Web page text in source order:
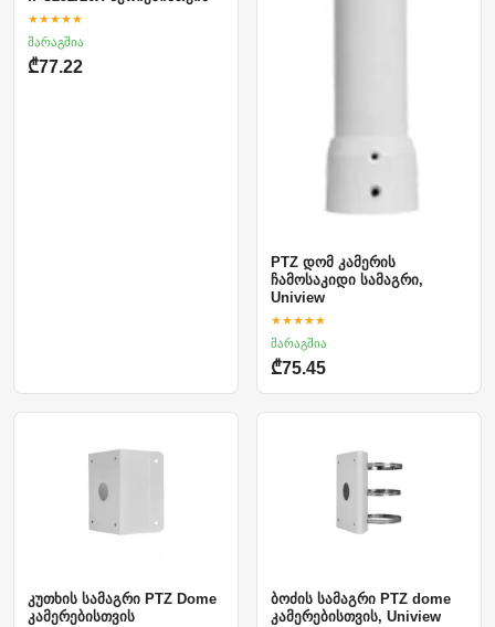
★★★★★
მარაგშია
₾77.22
PTZ დომ კამერის
ჩამოსაკიდი სამაგრი,
Uniview
★★★★★
მარაგშია
₾75.45
კუთხის სამაგრი PTZ Dome
კამერებისთვის
ბოძის სამაგრი PTZ dome
კამერებისთვის, Uniview